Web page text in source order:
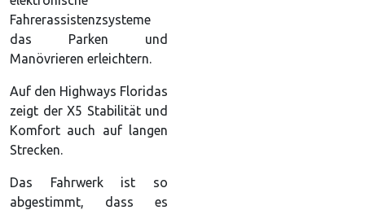
Fahrerassistenzsysteme
das Parken und
Manövrieren erleichtern.
Auf den Highways Floridas
zeigt der X5 Stabilität und
Komfort auch auf langen
Strecken.
Das Fahrwerk ist so
abgestimmt, dass es